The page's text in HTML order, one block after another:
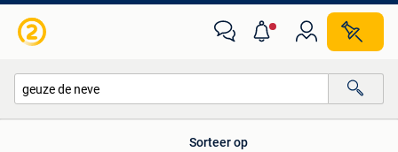
Sorteer op